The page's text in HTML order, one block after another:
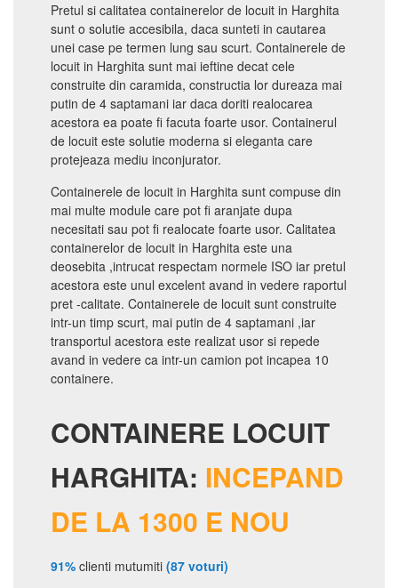
Pretul si calitatea containerelor de locuit in Harghita
sunt o solutie accesibila, daca sunteti in cautarea
unei case pe termen lung sau scurt. Containerele de
locuit in Harghita sunt mai ieftine decat cele
construite din caramida, constructia lor dureaza mai
putin de 4 saptamani iar daca doriti realocarea
acestora ea poate fi facuta foarte usor. Containerul
de locuit este solutie moderna si eleganta care
protejeaza mediu inconjurator.
Containerele de locuit in Harghita sunt compuse din
mai multe module care pot fi aranjate dupa
necesitati sau pot fi realocate foarte usor. Calitatea
containerelor de locuit in Harghita este una
deosebita ,intrucat respectam normele ISO iar pretul
acestora este unul excelent avand in vedere raportul
pret -calitate. Containerele de locuit sunt construite
intr-un timp scurt, mai putin de 4 saptamani ,iar
transportul acestora este realizat usor si repede
avand in vedere ca intr-un camion pot incapea 10
containere.
CONTAINERE LOCUIT
HARGHITA: INCEPAND
DE LA 1300 E NOU
91% clienti mutumiti (87 voturi)